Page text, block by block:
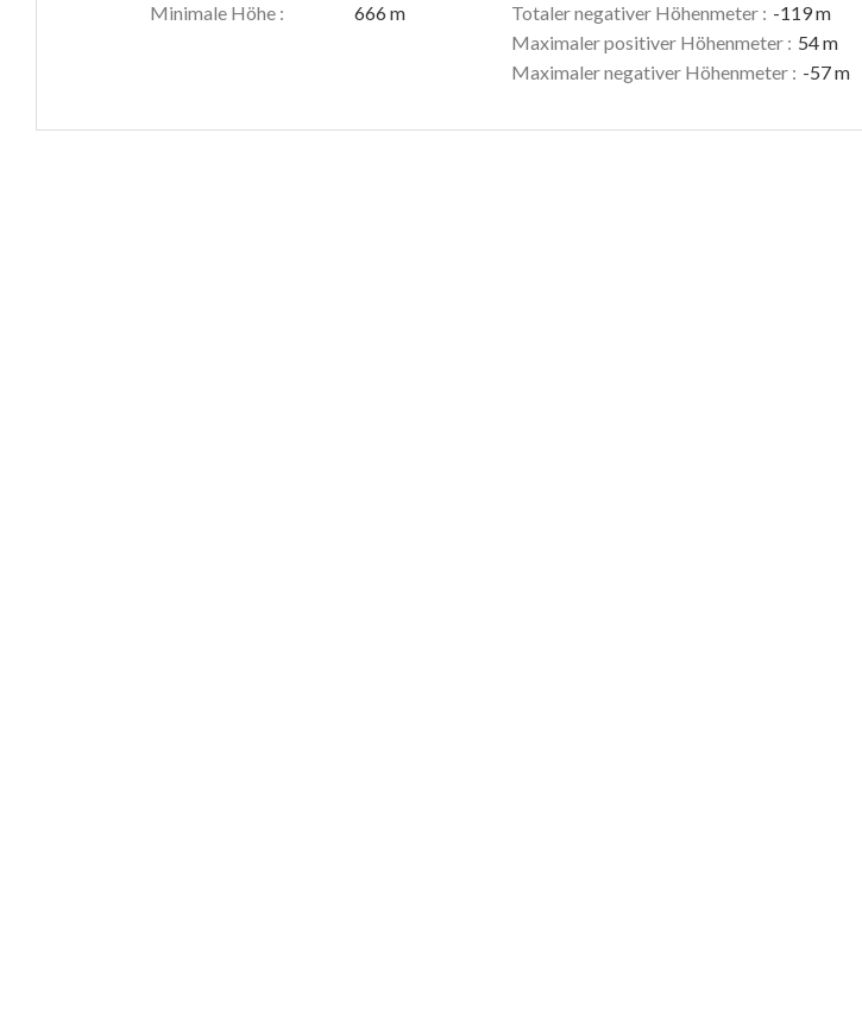
Minimale Höhe :
666 m
Totaler negativer Höhenmeter : -119 m
Maximaler positiver Höhenmeter : 54 m
Maximaler negativer Höhenmeter : -57 m